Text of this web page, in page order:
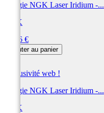
Bougie NGK Laser Iridium -...
NGK
66,96 €
Ajouter au panier
Exclusivité web !
Bougie NGK Laser Iridium -...
NGK